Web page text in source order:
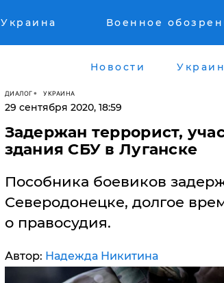
Украина Военное
Новости
ДИАЛОГ УКРАИНА
29 сентября 2020, 18:59
Задержан террорист,
здания СБУ в Луганске
Пособника боевиков
Северодонецке, долгое
о правосудия.
Автор: Надежда Никитина